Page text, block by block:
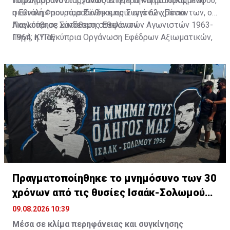
σκυτάλη» που παραδόθηκε πριν από 62 χρόνια.
η Εθνική Φρουρά, ο Σύνδεσμος Συγγενών Πεσόντων, ο
Παγκύπριος Σύνδεσμος Εθελοντών Αγωνιστών 1963-
1964, η Παγκύπρια Οργάνωση Εφέδρων Αξιωματικών,
Κοινότητα Παχυάμμου.
Ακολούθησε κατάθεση στεφάνων.
Πηγή: ΚΥΠΕ
Πραγματοποίηθηκε το μνημόσυνο των 30
χρόνων από τις θυσίες Ισαάκ-Σολωμού
(pic)
09.08.2026 10:39
Μέσα σε κλίμα περηφάνειας και συγκίνησης